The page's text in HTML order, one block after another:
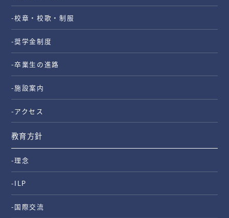
-校章・校歌・制服
-奨学金制度
-卒業生の進路
-施設案内
-アクセス
教育方針
-理念
-ILP
-国際交流